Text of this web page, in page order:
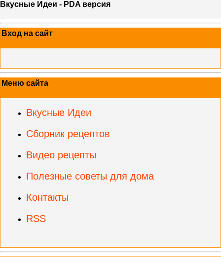
Вкусные Идеи - PDA версия
Вход на сайт
Меню сайта
Вкусные Идеи
Сборник рецептов
Видео рецепты
Полезные советы для дома
Контакты
RSS